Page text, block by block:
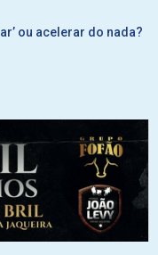
ou acelerar do nada?